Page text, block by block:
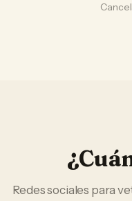
Redes sociales para